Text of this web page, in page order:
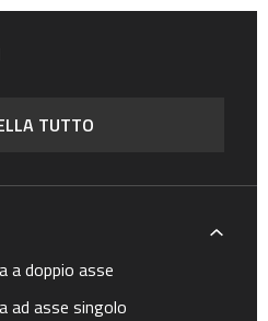
TUTTO
a doppio asse
ad asse singolo